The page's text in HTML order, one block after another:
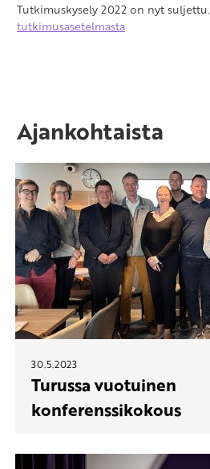
Tutkimuskysely 2022 on nyt suljettu.
tutkimusasetelmasta
Ajankohtaista
30.5.2023
Turussa vuotuinen
konferenssikokous